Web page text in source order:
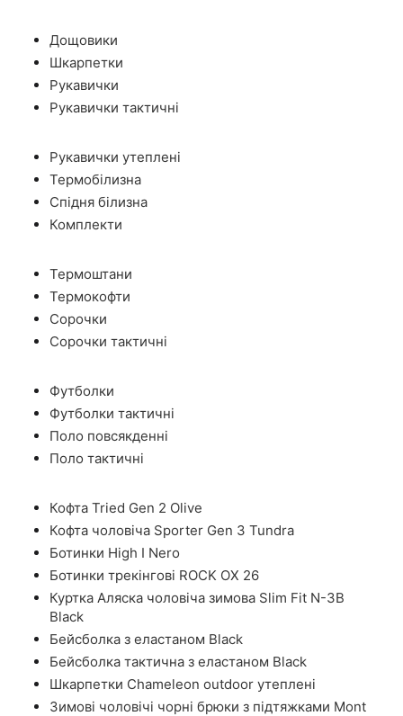
Дощовики
Шкарпетки
Рукавички
Рукавички тактичні
Рукавички утеплені
Термобілизна
Спідня білизна
Комплекти
Термоштани
Термокофти
Сорочки
Сорочки тактичні
Футболки
Футболки тактичні
Поло повсякденні
Поло тактичні
Кофта Tried Gen 2 Olive
Кофта чоловіча Sporter Gen 3 Tundra
Ботинки High I Nero
Ботинки трекінгові ROCK OX 26
Куртка Аляска чоловіча зимова Slim Fit N-3B
Black
Бейсболка з еластаном Black
Бейсболка тактична з еластаном Black
Шкарпетки Chameleon outdoor утеплені
Зимові чоловічі чорні брюки з підтяжками Mont